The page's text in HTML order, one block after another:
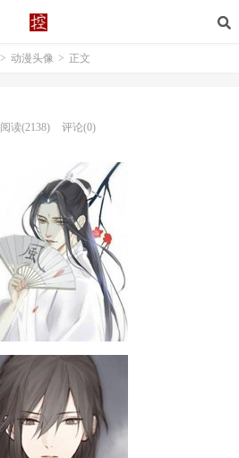
> 动漫头像 > 正文
阅读(2138) 评论(0)